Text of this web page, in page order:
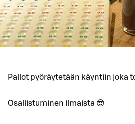
Pallot pyöräytetään käyntiin joka
Osallistuminen ilmaista 😎